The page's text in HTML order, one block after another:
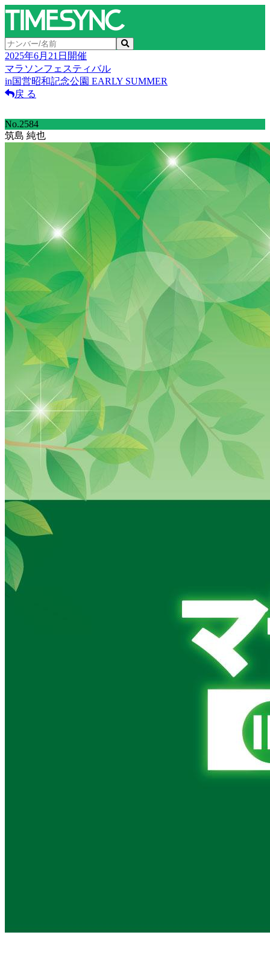
2025年6月21日開催
マラソンフェスティバル
in国営昭和記念公園 EARLY SUMMER
戻 る
No.2584
筑島 純也